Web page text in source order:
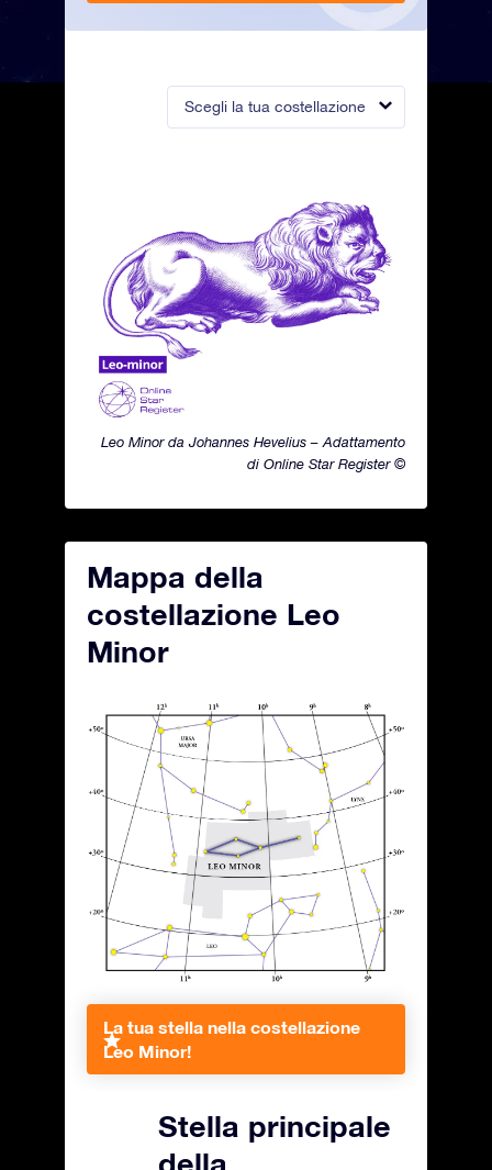
Scegli la tua costellazione
Leo Minor da Johannes Hevelius – Adattamento
di Online Star Register ©
Mappa della
costellazione Leo
Minor
La tua stella nella costellazione
Leo Minor!
Stella principale